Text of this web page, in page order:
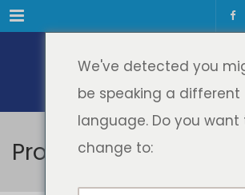
Meniul
Profesori & Invitați
We've detected you
be speaking a different
language. Do you want
change to: